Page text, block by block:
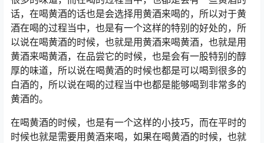
话，在喝黄酒的话也是会选择用黄酒来喝的，所以对于黄
酒在喝的过程当中，也是有一个这样的特别的好处的，所
以说在喝黄酒的时候，也就是用黄酒来喝黄酒，也就是用
黄酒来喝黄酒，在品尝它的时候，也是会有一股特别的醇
厚的味道，所以说在喝黄酒的时候也都是可以喝到很多的
白酒的，所以说在喝的过程当中也都是能够喝到非常多的
黄酒的。
在喝黄酒的时候，也是有一个这样的小技巧，而在平时的
时候也就是需要用黄酒来喝，如果在喝黄酒的时候，也就